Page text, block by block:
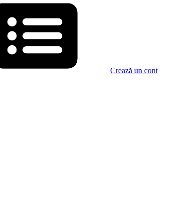
Crează un cont